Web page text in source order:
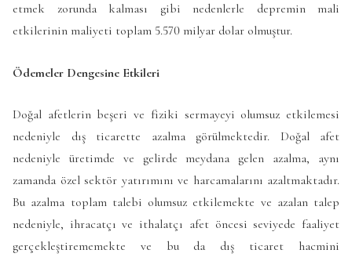
etmek zorunda kalması gibi nedenlerle depremin mali
etkilerinin maliyeti toplam 5.570 milyar dolar olmuştur.
Ödemeler Dengesine Etkileri
Doğal afetlerin beşeri ve fiziki sermayeyi olumsuz etkilemesi
nedeniyle dış ticarette azalma görülmektedir. Doğal afet
nedeniyle üretimde ve gelirde meydana gelen azalma, aynı
zamanda özel sektör yatırımını ve harcamalarını azaltmaktadır.
Bu azalma toplam talebi olumsuz etkilemekte ve azalan talep
nedeniyle, ihracatçı ve ithalatçı afet öncesi seviyede faaliyet
gerçekleştirememekte ve bu da dış ticaret hacmini